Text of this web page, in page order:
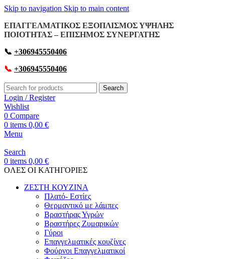
Skip to navigation Skip to main content
ΕΠΑΓΓΕΛΜΑΤΙΚΟΣ ΕΞΟΠΛΙΣΜΟΣ ΥΨΗΛΗΣ
ΠΟΙΟΤΗΤΑΣ – ΕΠΙΣΗΜΟΣ ΣΥΝΕΡΓΑΤΗΣ
📞 +306945550406
📞 +306945550406
Search
Login / Register
Wishlist
0 Compare
0 items 0,00 €
Menu
Search
0 items 0,00 €
OΛΕΣ ΟΙ ΚΑΤΗΓΟΡΙΕΣ
ΖΕΣΤΗ ΚΟΥΖΙΝΑ
Πλατό- Εστίες
Θερμαντικό με λάμπες
Βραστήρας Υγρών
Βραστήρες Ζυμαρικών
Γύροι
Επαγγελματικές κουζίνες
Φούρνοι Επαγγελματικοί